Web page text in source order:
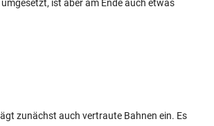
ist aber am Ende auch etwas
zunächst auch vertraute Bahnen ein. Es